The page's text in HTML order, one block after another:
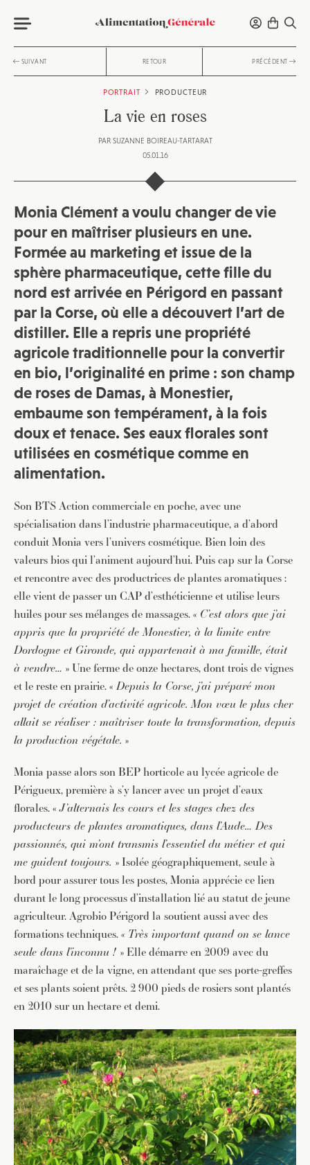
SUIVANT RETOUR PRÉCÉDENT
PORTRAIT PRODUCTEUR
La vie en roses
PAR SUZANNE BOIREAU-TARTARAT
05.01.16
Monia Clément a voulu changer de vie
pour en maîtriser plusieurs en une.
Formée au marketing et issue de la
sphère pharmaceutique, cette fille du
nord est arrivée en Périgord en passant
par la Corse, où elle a découvert l’art de
distiller. Elle a repris une propriété
agricole traditionnelle pour la convertir
en bio, l’originalité en prime : son champ
de roses de Damas, à Monestier,
embaume son tempérament, à la fois
doux et tenace. Ses eaux florales sont
utilisées en cosmétique comme en
alimentation.
Son BTS Action commerciale en poche, avec une
spécialisation dans l’industrie pharmaceutique, a d’abord
conduit Monia vers l’univers cosmétique. Bien loin des
valeurs bios qui l’animent aujourd’hui. Puis cap sur la Corse
et rencontre avec des productrices de plantes aromatiques :
elle vient de passer un CAP d’esthéticienne et utilise leurs
huiles pour ses mélanges de massages. « C’est alors que j’ai
appris que la propriété de Monestier, à la limite entre
Dordogne et Gironde, qui appartenait à ma famille, était
à vendre… » Une ferme de onze hectares, dont trois de vignes
et le reste en prairie. «Depuis la Corse, j’ai préparé mon
projet de création d’activité agricole. Mon vœu le plus cher
allait se réaliser : maîtriser toute la transformation, depuis
la production végétale. »
Monia passe alors son BEP horticole au lycée agricole de
Périgueux, première à s’y lancer avec un projet d’eaux
florales. «J’alternais les cours et les stages chez des
producteurs de plantes aromatiques, dans l’Aude… Des
passionnés, qui m’ont transmis l’essentiel du métier et qui
me guident toujours. » Isolée géographiquement, seule à
bord pour assurer tous les postes, Monia apprécie ce lien
durant le long processus d’installation lié au statut de jeune
agriculteur. Agrobio Périgord la soutient aussi avec des
formations techniques. « Très important quand on se lance
seule dans l’inconnu ! » Elle démarre en 2009 avec du
maraîchage et de la vigne, en attendant que ses porte-greffes
et ses plants soient prêts. 2 900 pieds de rosiers sont plantés
en 2010 sur un hectare et demi.